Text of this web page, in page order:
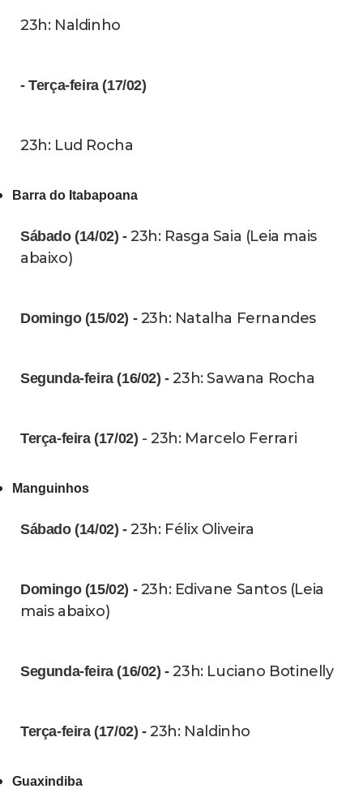
23h: Naldinho
- Terça-feira (17/02)
23h: Lud Rocha
Barra do Itabapoana
Sábado (14/02) -23h: Rasga Saia (Leia mais
abaixo)
Domingo (15/02) -23h: Natalha Fernandes
Segunda-feira (16/02) -23h: Sawana Rocha
Terça-feira (17/02) - 23h: Marcelo Ferrari
Manguinhos
Sábado (14/02) -23h: Félix Oliveira
Domingo (15/02) -23h: Edivane Santos (Leia
mais abaixo)
Segunda-feira (16/02) -23h: Luciano Botinelly
Terça-feira (17/02) -23h: Naldinho
Guaxindiba